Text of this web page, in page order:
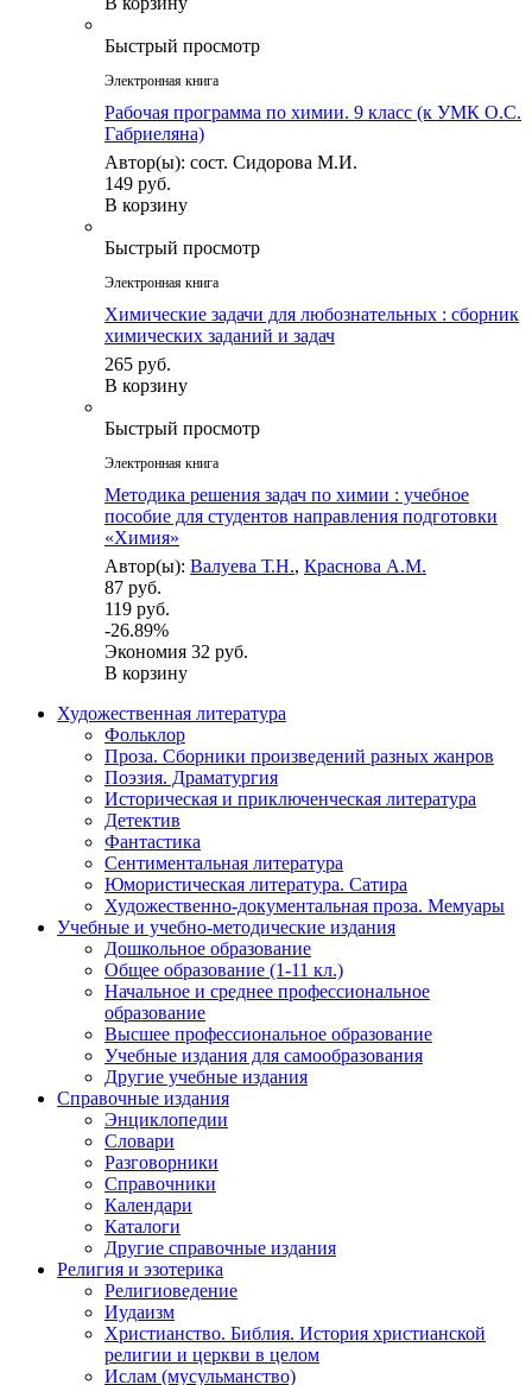
Быстрый просмотр
Электронная книга
Рабочая программа по химии. 9 класс (к УМК О.С.
Габриеляна)
Автор(ы): сост. Сидорова М.И.
149 руб.
В корзину
Быстрый просмотр
Электронная книга
Химические задачи для любознательных : сборник
химических заданий и задач
265 руб.
В корзину
Быстрый просмотр
Электронная книга
Методика решения задач по химии : учебное
пособие для студентов направления подготовки
«Химия»
Автор(ы): Валуева Т.Н., Краснова А.М.
87 руб.
119 руб.
-26.89%
Экономия 32 руб.
В корзину
Художественная литература
Фольклор
Проза. Сборники произведений разных жанров
Поэзия. Драматургия
Историческая и приключенческая литература
Детектив
Фантастика
Сентиментальная литература
Юмористическая литература. Сатира
Художественно-документальная проза. Мемуары
Учебные и учебно-методические издания
Дошкольное образование
Общее образование (1-11 кл.)
Начальное и среднее профессиональное
образование
Высшее профессиональное образование
Учебные издания для самообразования
Другие учебные издания
Справочные издания
Энциклопедии
Словари
Разговорники
Справочники
Календари
Каталоги
Другие справочные издания
Религия и эзотерика
Религиоведение
Иудаизм
Христианство. Библия. История христианской
религии и церкви в целом
Ислам (мусульманство)